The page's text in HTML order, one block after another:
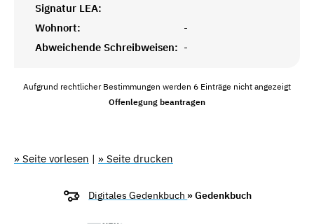
Signatur LEA:
Wohnort:
-
Abweichende Schreibweisen: -
Aufgrund rechtlicher Bestimmungen werden 6 Einträge nicht angezeigt
Offenlegung beantragen
» Seite vorlesen | » Seite drucken
Digitales Gedenkbuch » Gedenkbuch